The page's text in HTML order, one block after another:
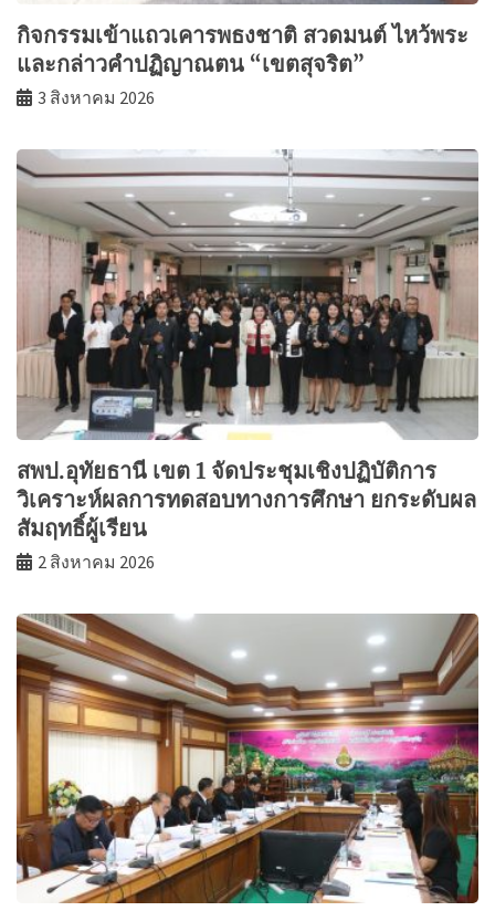
กิจกรรมเข้าแถวเคารพธงชาติ สวดมนต์ ไหว้พระ
และกล่าวคำปฏิญาณตน “เขตสุจริต”
3 สิงหาคม 2026
สพป.อุทัยธานี เขต 1 จัดประชุมเชิงปฏิบัติการ
วิเคราะห์ผลการทดสอบทางการศึกษา ยกระดับผล
สัมฤทธิ์ผู้เรียน
2 สิงหาคม 2026